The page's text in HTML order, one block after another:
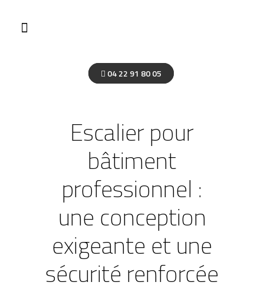
04 22 91 80 05
Escalier pour
bâtiment
professionnel :
une conception
exigeante et une
sécurité renforcée